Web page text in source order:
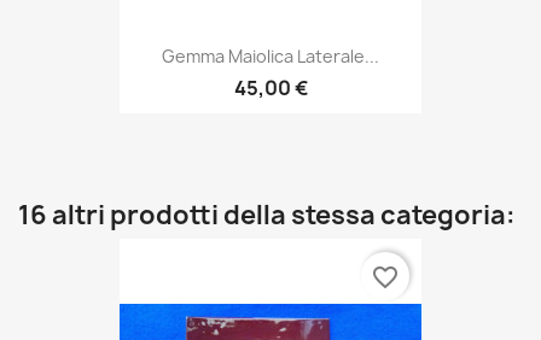
Gemma Maiolica Laterale...
45,00 €
16 altri prodotti della stessa categoria:
favorite_border